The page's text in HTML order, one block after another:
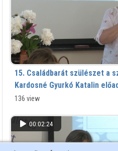
15. Családbarát szülészet a
Kardosné Gyurkó Katalin
136 view
00:02:24